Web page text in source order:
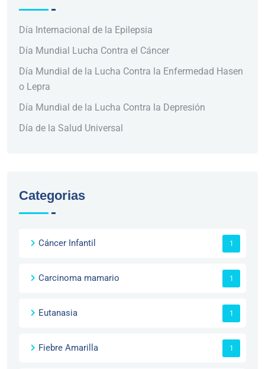
Día Internacional de la Epilepsia
Día Mundial Lucha Contra el Cáncer
Día Mundial de la Lucha Contra la Enfermedad Hasen
o Lepra
Día Mundial de la Lucha Contra la Depresión
Día de la Salud Universal
Categorias
Cáncer Infantil 1
Carcinoma mamario 1
Eutanasia 1
Fiebre Amarilla 1